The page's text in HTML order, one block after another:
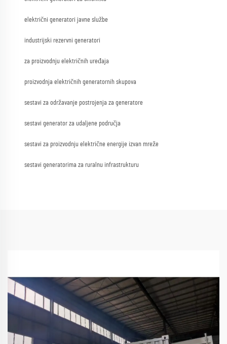
električni generatori javne službe
industrijski rezervni generatori
za proizvodnju električnih uređaja
proizvodnja električnih generatornih skupova
sestavi za održavanje postrojenja za generatore
sestavi generator za udaljene područja
sestavi za proizvodnju električne energije izvan mreže
sestavi generatorima za ruralnu infrastrukturu